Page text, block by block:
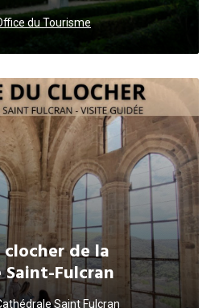
du Tourisme
de la
Fulcran
Saint Fulcran